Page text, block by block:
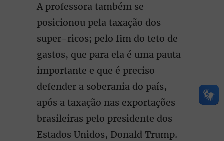
A professora também se
posicionou pela taxação dos
super-ricos; pelo fim do teto de
gastos, que para ela é uma pauta
importante e que é preciso
defender a soberania do país,
após a taxação nas exportações
brasileiras pelo presidente dos
Estados Unidos, Donald Trump.